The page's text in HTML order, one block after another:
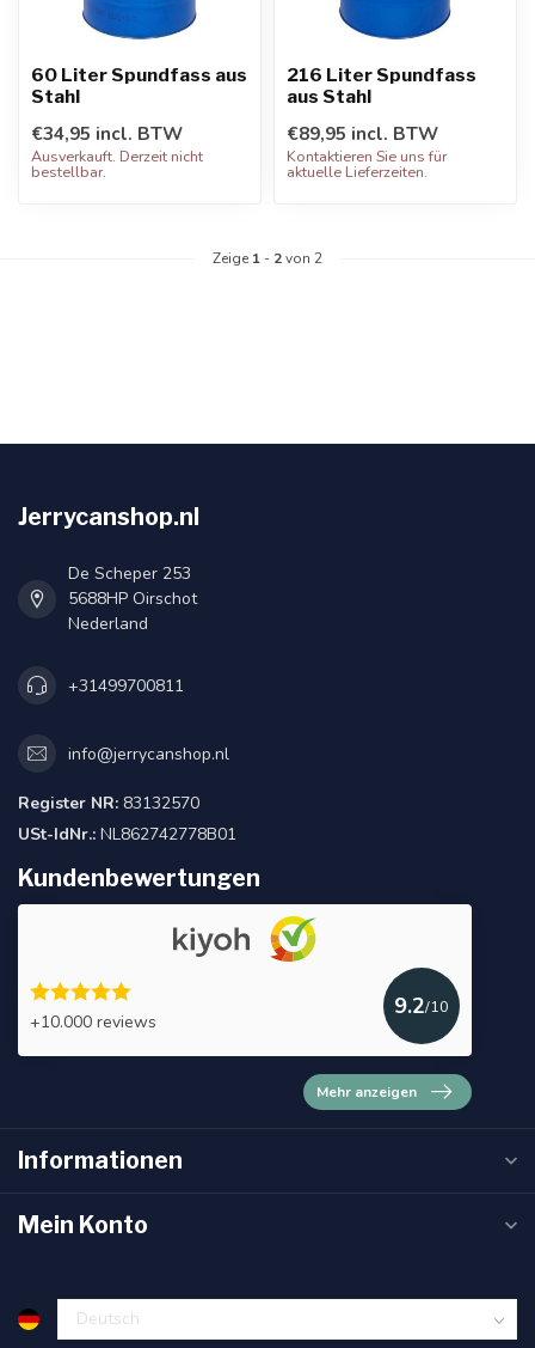
60 Liter Spundfass aus
Stahl
€34,95 incl. BTW
Ausverkauft. Derzeit nicht
bestellbar.
216 Liter Spundfass
aus Stahl
€89,95 incl. BTW
Kontaktieren Sie uns für
aktuelle Lieferzeiten.
Zeige 1 - 2von 2
Jerrycanshop.nl
De Scheper 253
5688HP Oirschot
Nederland
+31499700811
info@jerrycanshop.nl
Register NR: 83132570
USt-IdNr.: NL862742778B01
Kundenbewertungen
+10.000 reviews
9.2/10
Mehr anzeigen
Informationen
Mein Konto